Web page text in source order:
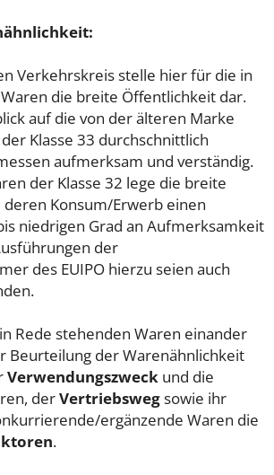
Verkehrskreis stelle hier für die in
die breite Öffentlichkeit dar.
auf die von der älteren Marke
Klasse 33 durchschnittlich
aufmerksam und verständig.
der Klasse 32 lege die breite
Konsum/Erwerb einen
niedrigen Grad an Aufmerksamkeit
der
des EUIPO hierzu seien auch
Rede stehenden Waren einander
Beurteilung der Warenähnlichkeit
Verwendungszweck und die
derVertriebswegsowie ihr
ergänzende Waren die
.